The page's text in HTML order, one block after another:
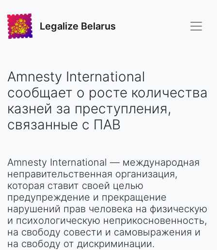
Legalize Belarus
Amnesty International
сообщает о росте количества
казней за преступления,
связанные с ПАВ
Amnesty International — международная
неправительственная организация,
которая ставит своей целью
предупреждение и прекращение
нарушений прав человека на физическую
и психологическую неприкосновенность,
на свободу совести и самовыражения и
на свободу от дискриминации.